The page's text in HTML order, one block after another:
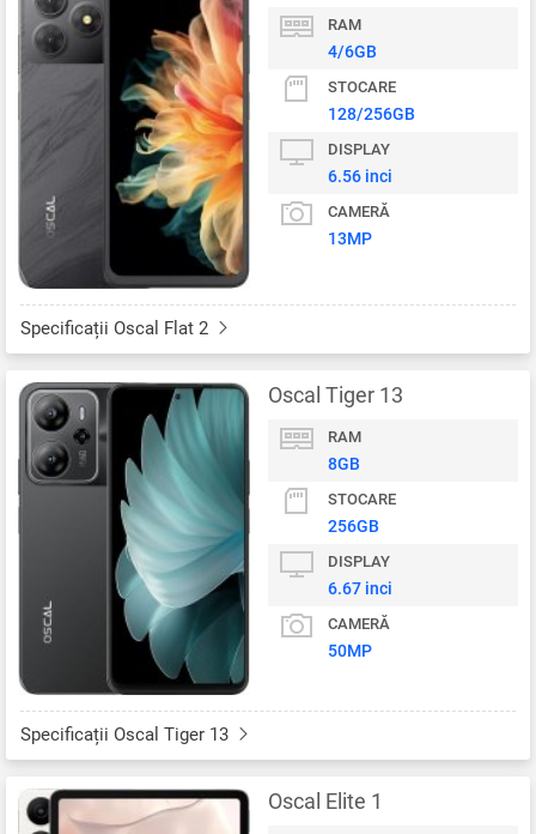
RAM
4/6GB
STOCARE
128/256GB
DISPLAY
6.56 inci
CAMERĂ
13MP
Specificații Oscal Flat 2
Oscal Tiger 13
RAM
8GB
STOCARE
256GB
DISPLAY
6.67 inci
CAMERĂ
50MP
Specificații Oscal Tiger 13
Oscal Elite 1